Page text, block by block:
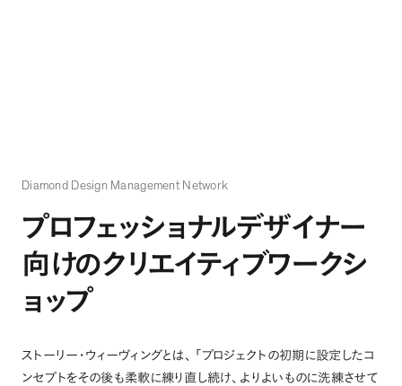
Diamond Design Management Network
プロフェッショナルデザイナー
向けのクリエイティブワークシ
ョップ
ストーリー・ウィーヴィングとは、 「 プロジェクトの初期に設定したコ
ンセプトをその後も柔軟に練り直し続け、 よりよいものに洗練させて